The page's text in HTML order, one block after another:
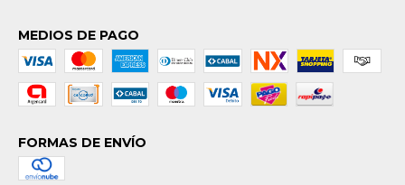
MEDIOS DE PAGO
FORMAS DE ENVÍO